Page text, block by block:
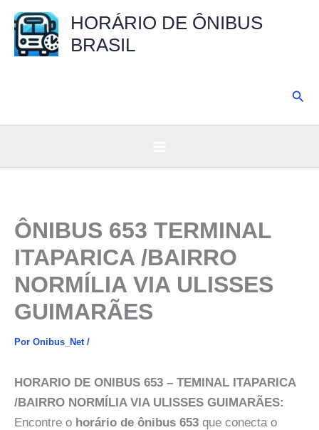
para
HORÁRIO DE ÔNIBUS
BRASIL
ÔNIBUS 653 TERMINAL
ITAPARICA /BAIRRO
NORMÍLIA VIA ULISSES
GUIMARÃES
Por Onibus_Net /
HORARIO DE ONIBUS 653 – TEMINAL ITAPARICA
/BAIRRO NORMÍLIA VIA ULISSES GUIMARÃES:
Encontre o horário de ônibus 653 que conecta o